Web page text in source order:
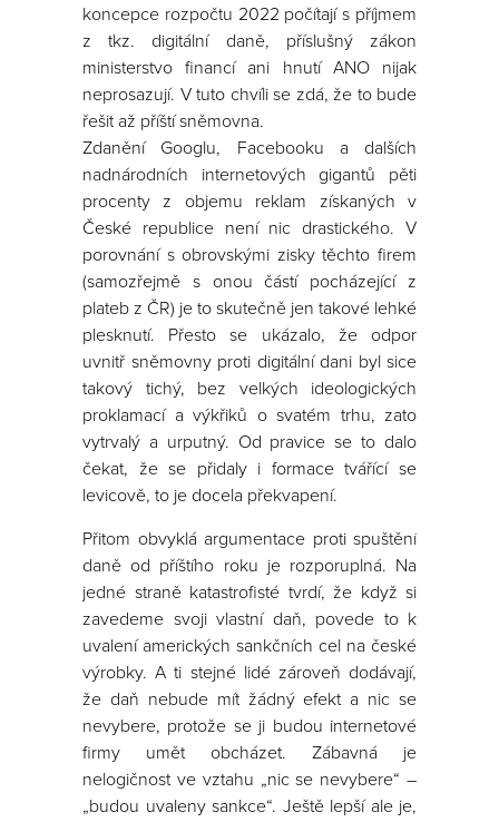
koncepce rozpočtu 2022 počítají s příjmem
z tkz. digitální daně, příslušný zákon
ministerstvo financí ani hnutí ANO nijak
neprosazují. V tuto chvíli se zdá, že to bude
řešit až příští sněmovna.
Zdanění Googlu, Facebooku a dalších
nadnárodních internetových gigantů pěti
procenty z objemu reklam získaných v
České republice není nic drastického. V
porovnání s obrovskými zisky těchto firem
(samozřejmě s onou částí pocházející z
plateb z ČR) je to skutečně jen takové lehké
plesknutí. Přesto se ukázalo, že odpor
uvnitř sněmovny proti digitální dani byl sice
takový tichý, bez velkých ideologických
proklamací a výkřiků o svatém trhu, zato
vytrvalý a urputný. Od pravice se to dalo
čekat, že se přidaly i formace tvářící se
levicově, to je docela překvapení.
Přitom obvyklá argumentace proti spuštění
daně od příštího roku je rozporuplná. Na
jedné straně katastrofisté tvrdí, že když si
zavedeme svoji vlastní daň, povede to k
uvalení amerických sankčních cel na české
výrobky. A ti stejné lidé zároveň dodávají,
že daň nebude mít žádný efekt a nic se
nevybere, protože se ji budou internetové
firmy umět obcházet. Zábavná je
nelogičnost ve vztahu „nic se nevybere“ –
„budou uvaleny sankce“. Ještě lepší ale je,